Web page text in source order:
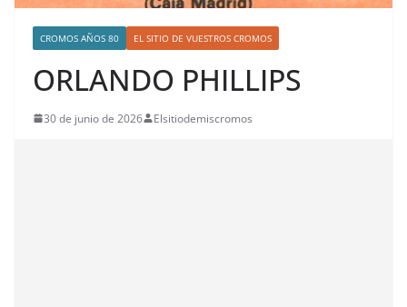
CROMOS AÑOS 80 EL SITIO DE VUESTROS CROMOS
ORLANDO PHILLIPS
30 de junio de 2026 Elsitiodemiscromos